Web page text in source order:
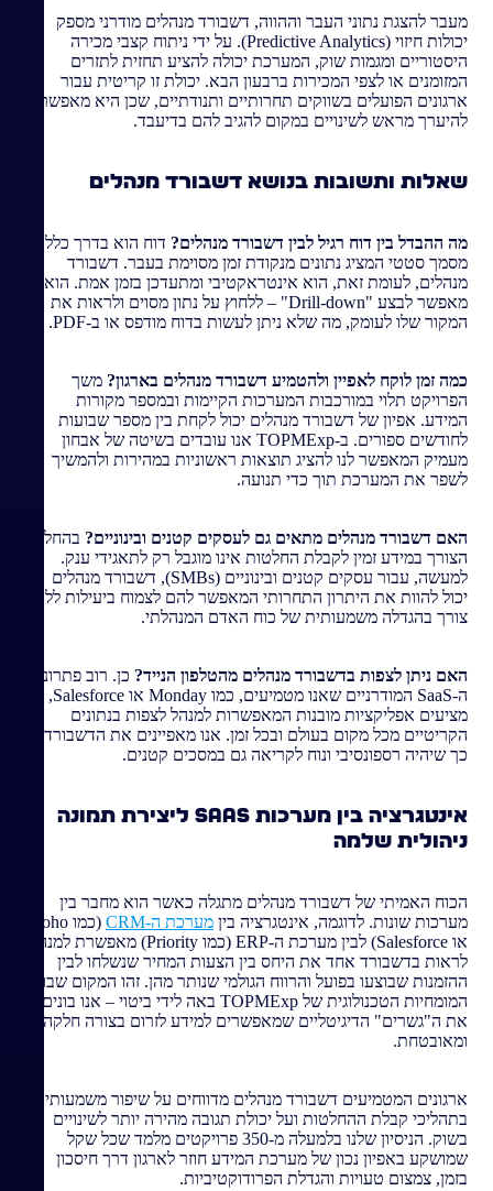
מעבר להצגת נתוני העבר וההווה, דשבורד מנהלים מודרני מספק
יכולות חיזוי (Predictive Analytics). על ידי ניתוח קצבי מכירה
היסטוריים ומגמות שוק, המערכת יכולה להציע תחזית לתזרים
המזומנים או לצפי המכירות ברבעון הבא. יכולת זו קריטית עבור
ארגונים הפועלים בשווקים תחרותיים ותנודתיים, שכן היא מאפשרת
להיערך מראש לשינויים במקום להגיב להם בדיעבד.
שאלות ותשובות בנושא דשבורד מנהלים
מה ההבדל בין דוח רגיל לבין דשבורד מנהלים? דוח הוא בדרך כלל
מסמך סטטי המציג נתונים מנקודת זמן מסוימת בעבר. דשבורד
מנהלים, לעומת זאת, הוא אינטראקטיבי ומתעדכן בזמן אמת. הוא
מאפשר לבצע "Drill-down" – ללחוץ על נתון מסוים ולראות את
המקור שלו לעומק, מה שלא ניתן לעשות בדוח מודפס או ב-PDF.
כמה זמן לוקח לאפיין ולהטמיע דשבורד מנהלים בארגון? משך
הפרויקט תלוי במורכבות המערכות הקיימות ובמספר מקורות
המידע. אפיון של דשבורד מנהלים יכול לקחת בין מספר שבועות
לחודשים ספורים. ב-TOPMExp אנו עובדים בשיטה של אבחון
מעמיק המאפשר לנו להציג תוצאות ראשוניות במהירות ולהמשיך
לשפר את המערכת תוך כדי תנועה.
האם דשבורד מנהלים מתאים גם לעסקים קטנים ובינוניים? בהחלט.
הצורך במידע זמין לקבלת החלטות אינו מוגבל רק לתאגידי ענק.
למעשה, עבור עסקים קטנים ובינוניים (SMBs), דשבורד מנהלים
יכול להוות את היתרון התחרותי המאפשר להם לצמוח ביעילות ללא
צורך בהגדלה משמעותית של כוח האדם המנהלתי.
האם ניתן לצפות בדשבורד מנהלים מהטלפון הנייד? כן. רוב פתרונות
ה-SaaS המודרניים שאנו מטמיעים, כמו Monday או Salesforce,
מציעים אפליקציות מובנות המאפשרות למנהל לצפות בנתונים
הקריטיים מכל מקום בעולם ובכל זמן. אנו מאפיינים את הדשבורד
כך שיהיה רספונסיבי ונוח לקריאה גם במסכים קטנים.
אינטגרציה בין מערכות SaaS ליצירת תמונה
ניהולית שלמה
הכוח האמיתי של דשבורד מנהלים מתגלה כאשר הוא מחבר בין
מערכות שונות. לדוגמה, אינטגרציה בין מערכת ה-CRM
(כמו Zoho
או Salesforce) לבין מערכת ה-ERP (כמו Priority) מאפשרת למנהל
לראות בדשבורד אחד את היחס בין הצעות המחיר שנשלחו לבין
ההזמנות שבוצעו בפועל והרווח הגולמי שנותר מהן. זהו המקום שבו
המומחיות הטכנולוגית של TOPMExp באה לידי ביטוי – אנו בונים
את ה"גשרים" הדיגיטליים שמאפשרים למידע לזרום בצורה חלקה
ומאובטחת.
ארגונים המטמיעים דשבורד מנהלים מדווחים על שיפור משמעותי
בתהליכי קבלת ההחלטות ועל יכולת תגובה מהירה יותר לשינויים
בשוק. הניסיון שלנו בלמעלה מ-350 פרויקטים מלמד שכל שקל
שמושקע באפיון נכון של מערכת המידע חוזר לארגון דרך חיסכון
בזמן, צמצום טעויות והגדלת הפרודוקטיביות.